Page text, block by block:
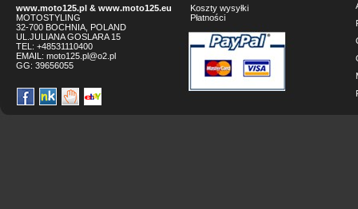
www.moto125.pl & www.moto125.eu
MOTOSTYLING
32-700 BOCHNIA, POLAND
UL.JULIANA GOSLARA 15
TEL: +48531110400
EMAIL: moto125.pl@o2.pl
GG: 39656055
Koszty wysyłki
Płatności